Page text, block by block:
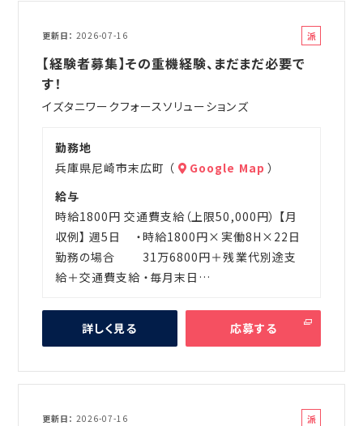
更新日 2026-07-16
派
【経験者募集】その重機経験、まだまだ必要で
す！
イズタニワークフォースソリューションズ
勤務地
兵庫県尼崎市末広町 （
Google Map ）
給与
時給1800円 交通費支給（上限50,000円） 【月
収例】 週5日 ・時給1800円×実働8H×22日
勤務の場合 31万6800円＋残業代別途支
給＋交通費支給 ・毎月末日…
詳しく見る 応募する
更新日 2026-07-16
派